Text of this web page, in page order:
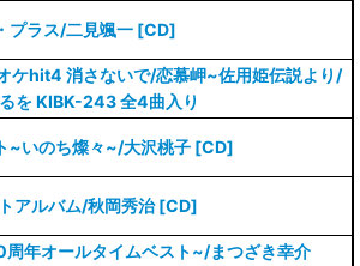
プラス/二見颯一 [CD]
ケhit4 消さないで/恋慕岬~佐用姫伝説より/
を KIBK-243 全4曲入り
~いのち燦々~/大沢桃子 [CD]
アルバム/秋岡秀治 [CD]
年オールタイムベスト~/まつざき幸介